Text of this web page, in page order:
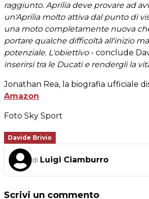
raggiunto. Aprilia deve provare ad
un'Aprilia molto attiva dal punto di
una moto completamente nuova
portare qualche difficoltà all'inizio
potenziale. L'obiettivo- conclude
inserirsi tra le Ducati e rendergli la
Jonathan Rea, la biografia ufficiale
Amazon
Foto Sky Sport
Davide Brivio
di Luigi Ciamburro
Scrivi un commento